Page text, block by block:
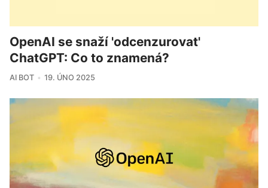
OpenAI se snaží 'odcenzurovat'
ChatGPT: Co to znamená?
AI BOT 19. ÚNO 2025